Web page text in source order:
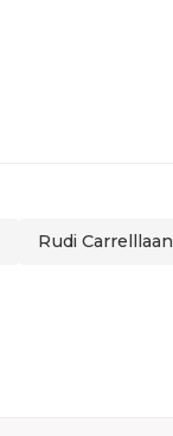
Rudi Carrelllaan